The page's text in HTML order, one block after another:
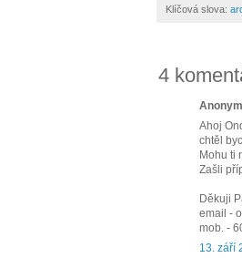
Klíčová slova:
4
Ahoj
chtěl
Mohu ti
Zašli
Děkuji
email -
mob. -
13. září